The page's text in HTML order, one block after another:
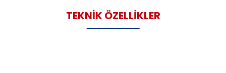
TEKNİK ÖZELLİKLER